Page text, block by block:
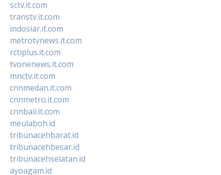
sctv.it.com
transtv.it.com
indosiar.it.com
metrotvnews.it.com
rctiplus.it.com
tvonenews.it.com
mnctv.it.com
cnnmedan.it.com
cnnmetro.it.com
cnnbali.it.com
meulaboh.id
tribunacehbarat.id
tribunacehbesar.id
tribunacehselatan.id
ayoagam.id